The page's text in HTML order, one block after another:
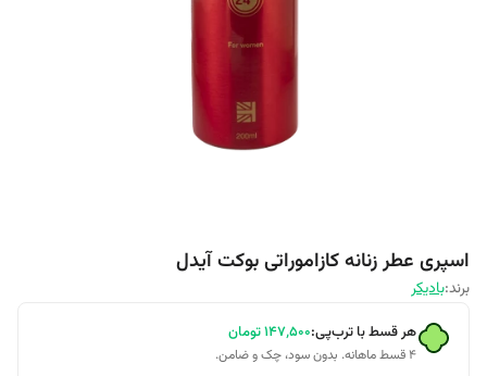
اسپری عطر زنانه کازاموراتی بوکت آیدل
برند:بادیکر
هر قسط با ترب‌پی:۱۴۷٬۵۰۰تومان
۴ قسط ماهانه. بدون سود، چک و ضامن.